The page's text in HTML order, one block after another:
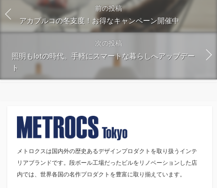
前の投稿
アカプルコの冬支度！お得なキャンペーン開催中
次の投稿
照明もIotの時代。手軽にスマートな暮らしへアップデー
ト
メトロクスは国内外の歴史あるデザインプロダクトを取り扱うインテ
リアブランドです。段ボール工場だったビルをリノベーションした店
内では、世界各国の名作プロダクトを豊富に取り揃えています。